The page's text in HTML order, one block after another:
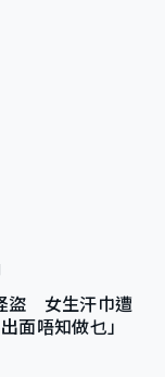
盜 女生汗巾遭
面唔知做乜」